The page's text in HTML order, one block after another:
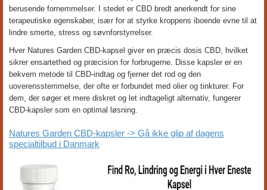
berusende fornemmelser. I stedet er CBD bredt anerkendt for sine
terapeutiske egenskaber, især for at styrke kroppens iboende evne til at
lindre smerte, stress og søvnforstyrrelser.
Hver Natures Garden CBD-kapsel giver en præcis dosis CBD, hvilket
sikrer ensartethed og præcision for forbrugerne. Disse kapsler er en
bekvem metode til CBD-indtag og fjerner det rod og den
uoverensstemmelse, der ofte er forbundet med olier og tinkturer. For
dem, der søger et mere diskret og let indtageligt alternativ, fungerer
CBD-kapsler som en optimal løsning.
Natures Garden CBD-kapsler -> Gå ikke glip af dagens
specialtilbud i Danmark